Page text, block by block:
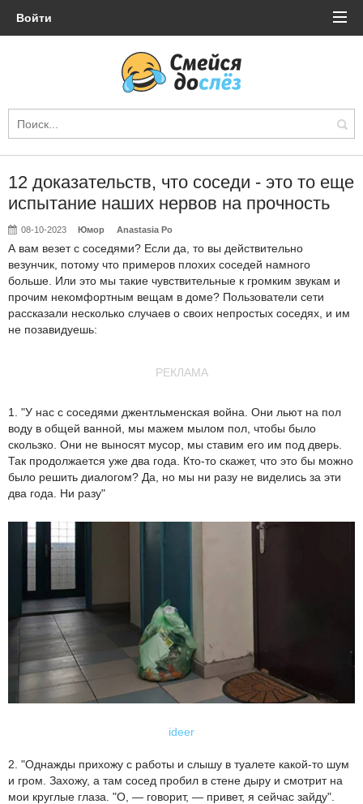
Войти
12 доказательств, что соседи - это то еще
испытание наших нервов на прочность
08-10-2023 Юмор Anastasia Po
А вам везет с соседями? Если да, то вы действительно
везунчик, потому что примеров плохих соседей намного
больше. Или это мы такие чувствительные к громким звукам и
прочим некомфортным вещам в доме? Пользователи сети
рассказали несколько случаев о своих непростых соседях, и им
не позавидуешь:
РЕКЛАМА
1. "У нас с соседями джентльменская война. Они льют на пол
воду в общей ванной, мы мажем мылом пол, чтобы было
скользко. Они не выносят мусор, мы ставим его им под дверь.
Так продолжается уже два года. Кто-то скажет, что это бы можно
было решить диалогом? Да, но мы ни разу не виделись за эти
два года. Ни разу"
ideer
2. "Однажды прихожу с работы и слышу в туалете какой-то шум
и гром. Захожу, а там сосед пробил в стене дыру и смотрит на
мои круглые глаза. "О, — говорит, — привет, я сейчас зайду".